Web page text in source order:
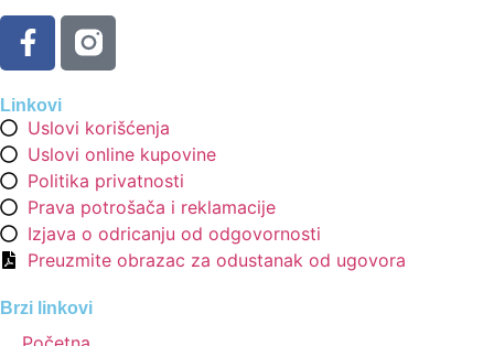
Linkovi
Uslovi korišćenja
Uslovi online kupovine
Politika privatnosti
Prava potrošača i reklamacije
Izjava o odricanju od odgovornosti
Preuzmite obrazac za odustanak od ugovora
Brzi linkovi